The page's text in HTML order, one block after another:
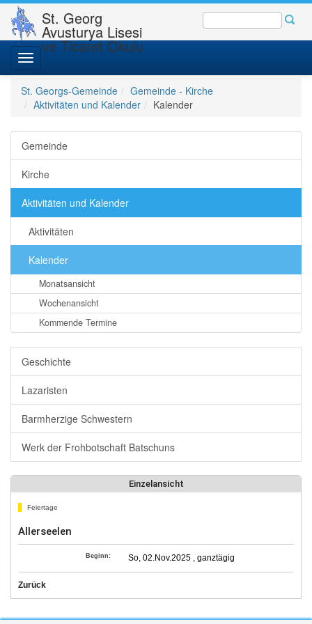
St. Georg
Avusturya Lisesi
ve Ticaret Okulu
Toggle
navigation
St. Georgs-Gemeinde
Gemeinde - Kirche
Aktivitäten und Kalender
Kalender
Gemeinde
Kirche
Aktivitäten und Kalender
Aktivitäten
Kalender
Monatsansicht
Wochenansicht
Kommende Termine
Geschichte
Lazaristen
Barmherzige Schwestern
Werk der Frohbotschaft Batschuns
Einzelansicht
Feiertage
Allerseelen
Beginn: So, 02.Nov.2025 , ganztägig
Zurück